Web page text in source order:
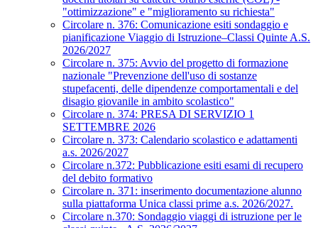
"ottimizzazione" e "miglioramento su richiesta"
Circolare n. 376: Comunicazione esiti sondaggio e
pianificazione Viaggio di Istruzione–Classi Quinte A.S.
2026/2027
Circolare n. 375: Avvio del progetto di formazione
nazionale "Prevenzione dell'uso di sostanze
stupefacenti, delle dipendenze comportamentali e del
disagio giovanile in ambito scolastico"
Circolare n. 374: PRESA DI SERVIZIO 1
SETTEMBRE 2026
Circolare n. 373: Calendario scolastico e adattamenti
a.s. 2026/2027
Circolare n.372: Pubblicazione esiti esami di recupero
del debito formativo
Circolare n. 371: inserimento documentazione alunno
sulla piattaforma Unica classi prime a.s. 2026/2027.
Circolare n.370: Sondaggio viaggi di istruzione per le